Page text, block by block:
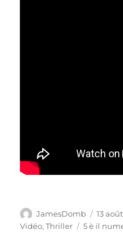
Auteur
JamesDomb
Publié
le
13
Vidéo,Thriller Étiquettes
5 è il